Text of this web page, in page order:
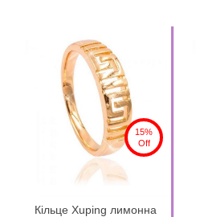
15%
Off
Кільце Xuping лимонна